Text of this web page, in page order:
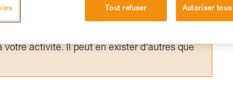
un entraînement spécifique. Validez avec
seul, en toute sécurité, avant de la
activité. Il peut en exister d’autres que
Tout refuser Autoriser